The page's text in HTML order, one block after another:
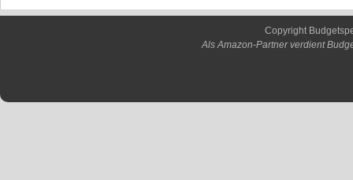
Copyright
Als Amazon-Partner verdient